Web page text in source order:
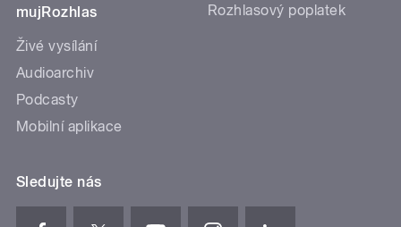
mujRozhlas
Živé vysílání
Audioarchiv
Podcasty
Mobilní aplikace
Rozhlasový poplatek
Sledujte nás